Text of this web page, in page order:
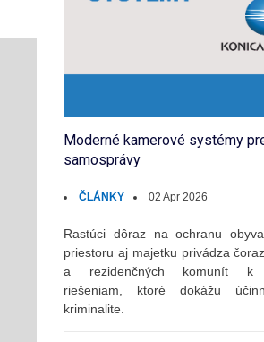
Moderné kamerové systémy
samosprávy
ČLÁNKY 02 Apr 2026
Rastúci dôraz na ochranu
priestoru aj majetku privádza
a rezidenčných komunít k
riešeniam, ktoré dokážu
kriminalite.